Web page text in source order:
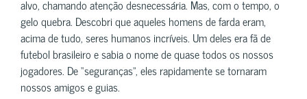
alvo, chamando atenção desnecessária. Mas, com o tempo, o
gelo quebra. Descobri que aqueles homens de farda eram,
acima de tudo, seres humanos incríveis. Um deles era fã de
futebol brasileiro e sabia o nome de quase todos os nossos
jogadores. De “seguranças”, eles rapidamente se tornaram
nossos amigos e guias.